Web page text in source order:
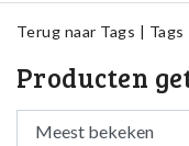
Terug naar Tags | Tags
Producten